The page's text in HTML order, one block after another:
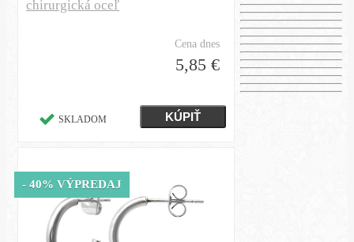
chirurgická oceľ
Cena dnes
5,85 €
SKLADOM
- 40% VÝPREDAJ